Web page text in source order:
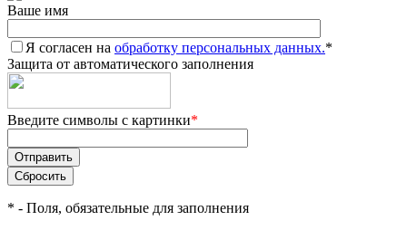
Ваше имя
Я согласен на обработку персональных данных.*
Защита от автоматического заполнения
Введите символы с картинки*
* - Поля, обязательные для заполнения